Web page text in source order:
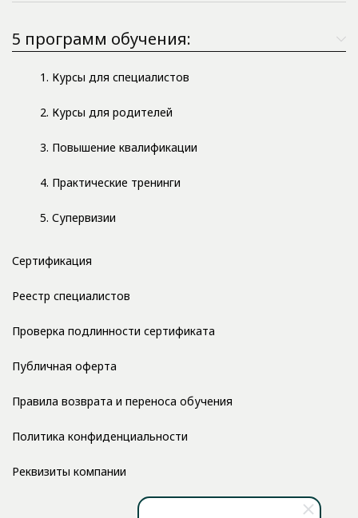
5 программ обучения:
1. Курсы для специалистов
2. Курсы для родителей
3. Повышение квалификации
4. Практические тренинги
5. Супервизии
Сертификация
Реестр специалистов
Проверка подлинности сертификата
Публичная оферта
Правила возврата и переноса обучения
Политика конфиденциальности
Реквизиты компании